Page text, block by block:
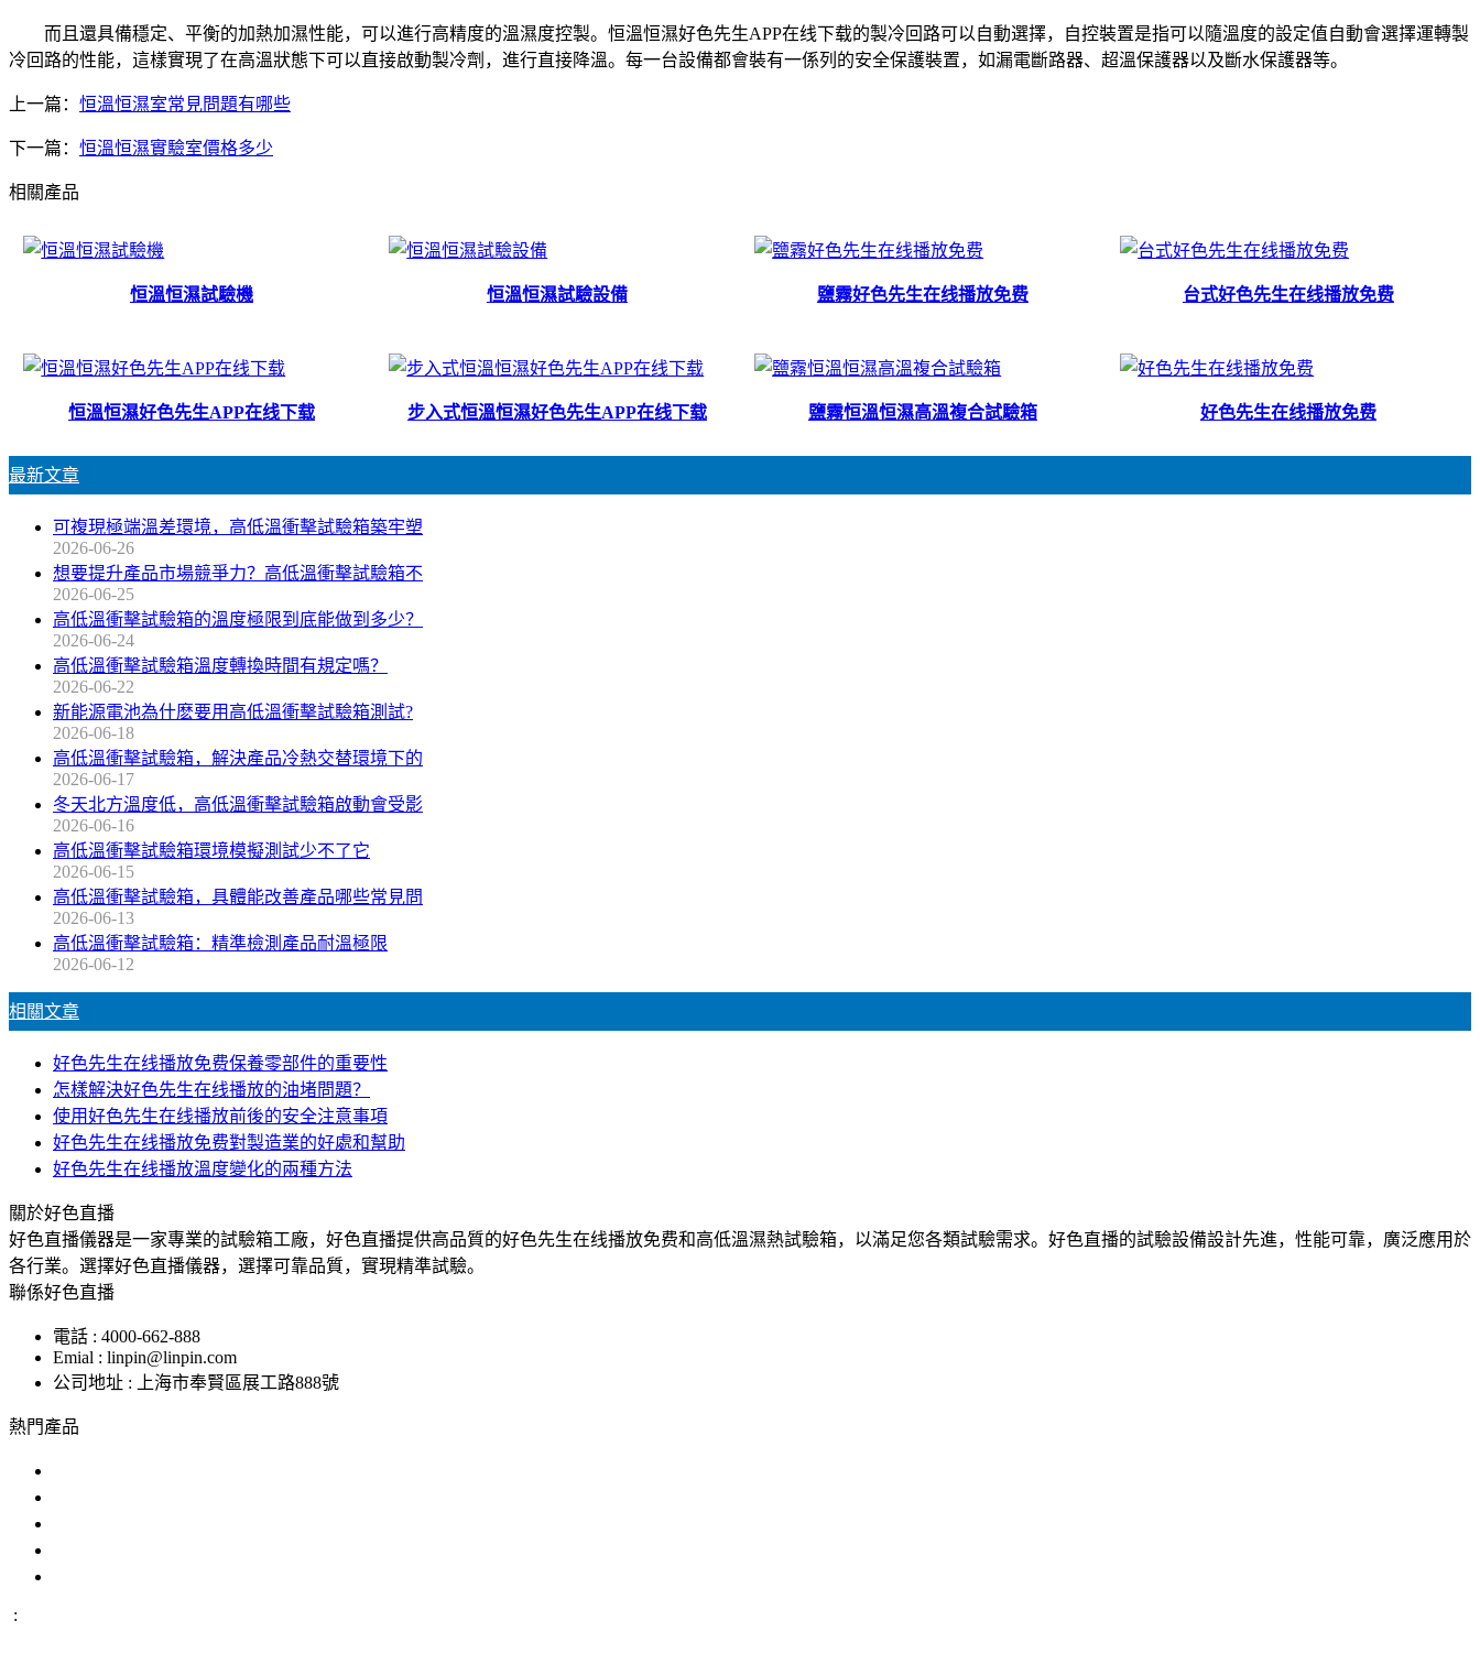
而且還具備穩定、平衡的加熱加濕性能，可以進行高精度的溫濕度控製。恒溫恒濕好色先生APP在线下载的製冷回路可以自動選擇，自控裝置是指可以隨溫度的設定值自動會選擇運轉製
冷回路的性能，這樣實現了在高溫狀態下可以直接啟動製冷劑，進行直接降溫。每一台設備都會裝有一係列的安全保護裝置，如漏電斷路器、超溫保護器以及斷水保護器等。
上一篇： 恒溫恒濕室常見問題有哪些
下一篇： 恒溫恒濕實驗室價格多少
相關產品
恒溫恒濕試驗機 恒溫恒濕試驗設備 鹽霧好色先生在线播放免费 台式好色先生在线播放免费
恒溫恒濕好色先生APP在线下载 步入式恒溫恒濕好色先生APP在线下载 鹽霧恒溫恒濕高溫複合試驗箱 好色先生在线播放免费
最新文章
可複現極端溫差環境，高低溫衝擊試驗箱築牢塑
2026-06-26
想要提升產品市場競爭力？高低溫衝擊試驗箱不
2026-06-25
高低溫衝擊試驗箱的溫度極限到底能做到多少？
2026-06-24
高低溫衝擊試驗箱溫度轉換時間有規定嗎？
2026-06-22
新能源電池為什麽要用高低溫衝擊試驗箱測試?
2026-06-18
高低溫衝擊試驗箱，解決產品冷熱交替環境下的
2026-06-17
冬天北方溫度低，高低溫衝擊試驗箱啟動會受影
2026-06-16
高低溫衝擊試驗箱環境模擬測試少不了它
2026-06-15
高低溫衝擊試驗箱，具體能改善產品哪些常見問
2026-06-13
高低溫衝擊試驗箱：精準檢測產品耐溫極限
2026-06-12
相關文章
好色先生在线播放免费保養零部件的重要性
怎樣解決好色先生在线播放的油堵問題？
使用好色先生在线播放前後的安全注意事項
好色先生在线播放免费對製造業的好處和幫助
好色先生在线播放溫度變化的兩種方法
關於好色直播
好色直播儀器是一家專業的試驗箱工廠，好色直播提供高品質的好色先生在线播放免费和高低溫濕熱試驗箱，以滿足您各類試驗需求。好色直播的試驗設備設計先進，性能可靠，廣泛應用於
各行業。選擇好色直播儀器，選擇可靠品質，實現精準試驗。
聯係好色直播
電話 : 4000-662-888
Emial : linpin@linpin.com
公司地址 : 上海市奉賢區展工路888號
熱門產品
: